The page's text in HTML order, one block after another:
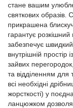
стане вашим
святкових образів.
прикрашена
гарантує
забезпечує
внутрішній
зайвих
та відділенням для
всі необхідні
жорсткості) у
ланцюжком